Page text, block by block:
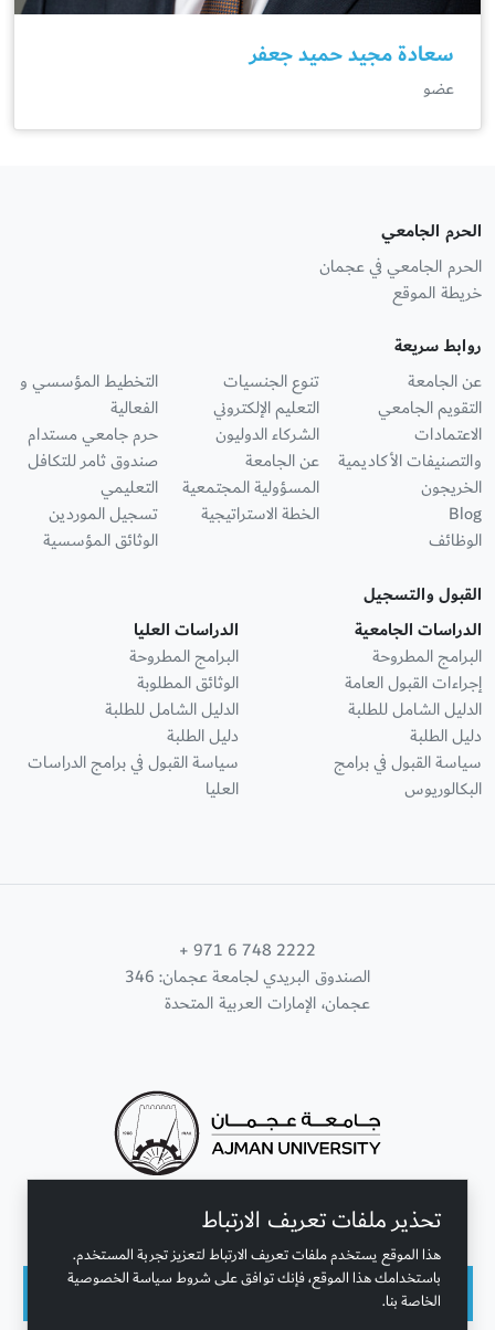
سعادة مجيد حميد جعفر
عضو
تحذير ملفات تعريف الارتباط
هذا الموقع يستخدم ملفات تعريف الارتباط لتعزيز تجربة المستخدم.
باستخدامك هذا الموقع، فإنك توافق على شروط سياسة الخصوصية
الخاصة بنا.
الحرم الجامعي
الحرم الجامعي في عجمان
خريطة الموقع
روابط سريعة
عن الجامعة
التقويم الجامعي
الاعتمادات
والتصنيفات الأكاديمية
الخريجون
Blog
الوظائف
تنوع الجنسيات
التعليم الإلكتروني
الشركاء الدوليون
عن الجامعة
المسؤولية المجتمعية
الخطة الاستراتيجية
التخطيط المؤسسي و
الفعالية
حرم جامعي مستدام
صندوق ثامر للتكافل
التعليمي
تسجيل الموردين
الوثائق المؤسسية
القبول والتسجيل
الدراسات الجامعية
البرامج المطروحة
إجراءات القبول العامة
الدليل الشامل للطلبة
دليل الطلبة
سياسة القبول في برامج
البكالوريوس
الدراسات العليا
البرامج المطروحة
الوثائق المطلوبة
الدليل الشامل للطلبة
دليل الطلبة
سياسة القبول في برامج الدراسات
العليا
+ 971 6 748 2222
الصندوق البريدي لجامعة عجمان: 346
عجمان، الإمارات العربية المتحدة
تواصل معنا